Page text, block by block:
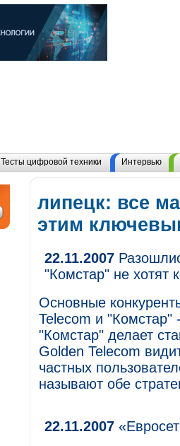
Тесты цифровой техники Интервью
липецк: все
этим
22.11.2007
"Комстар" не хотят
Основные
Telecom и "Комстар"
"Комстар" делает
Golden Telecom
частных
называют обе
22.11.2007